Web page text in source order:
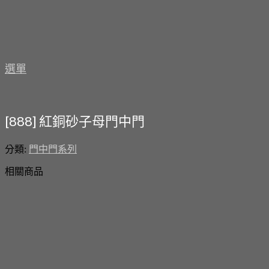
選單
[888] 紅銅砂子母門中門
分類: 門中門系列
相關商品